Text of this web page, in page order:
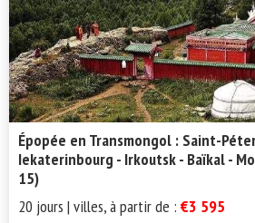
Épopée en Transmongol : Saint-
Iekaterinbourg - Irkoutsk - Baïkal -
15)
20 jours | villes, à partir de :€3 595